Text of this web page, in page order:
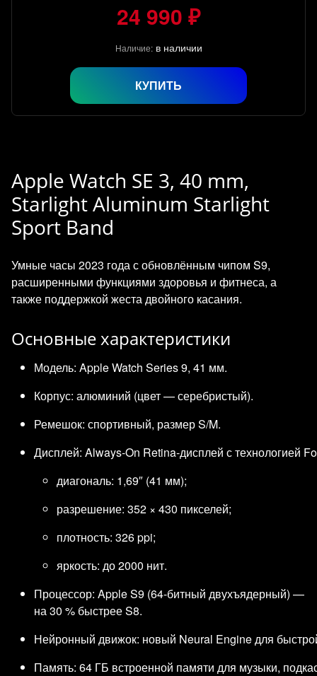
24 990 ₽
Наличие: в наличии
КУПИТЬ
Apple Watch SE 3, 40 mm,
Starlight Aluminum Starlight
Sport Band
Умные часы 2023 года с обновлённым чипом S9,
расширенными функциями здоровья и фитнеса, а
также поддержкой жеста двойного касания.
Основные характеристики
Модель: Apple Watch Series 9, 41 мм.
Корпус: алюминий (цвет — серебристый).
Ремешок: спортивный, размер S/M.
Дисплей: Always‑On Retina‑дисплей с технологией
диагональ: 1,69″ (41 мм);
разрешение: 352 × 430 пикселей;
плотность: 326 ppi;
яркость: до 2000 нит.
Процессор: Apple S9 (64‑битный двухъядерный) —
на 30 % быстрее S8.
Нейронный движок: новый Neural Engine для
Память: 64 ГБ встроенной памяти для музыки,